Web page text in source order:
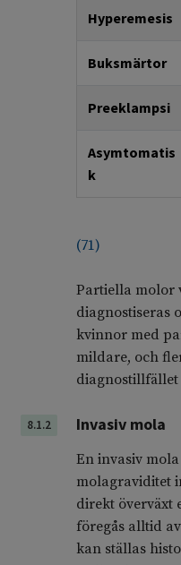
Hyperemesis
Buksmärtor
Preeklampsi
Asymtomatis
k
(71)
Partiella molor
diagnostiseras
kvinnor med
mildare, och
diagnostillfället
8.1.2 Invasiv mola
En invasiv
molagraviditet
direkt överväxt
föregås alltid
kan ställas